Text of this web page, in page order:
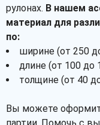
рулонах. В нашем
материал для
по:
ширине (от 250
длине (от 100 до
толщине (от 40
Вы можете